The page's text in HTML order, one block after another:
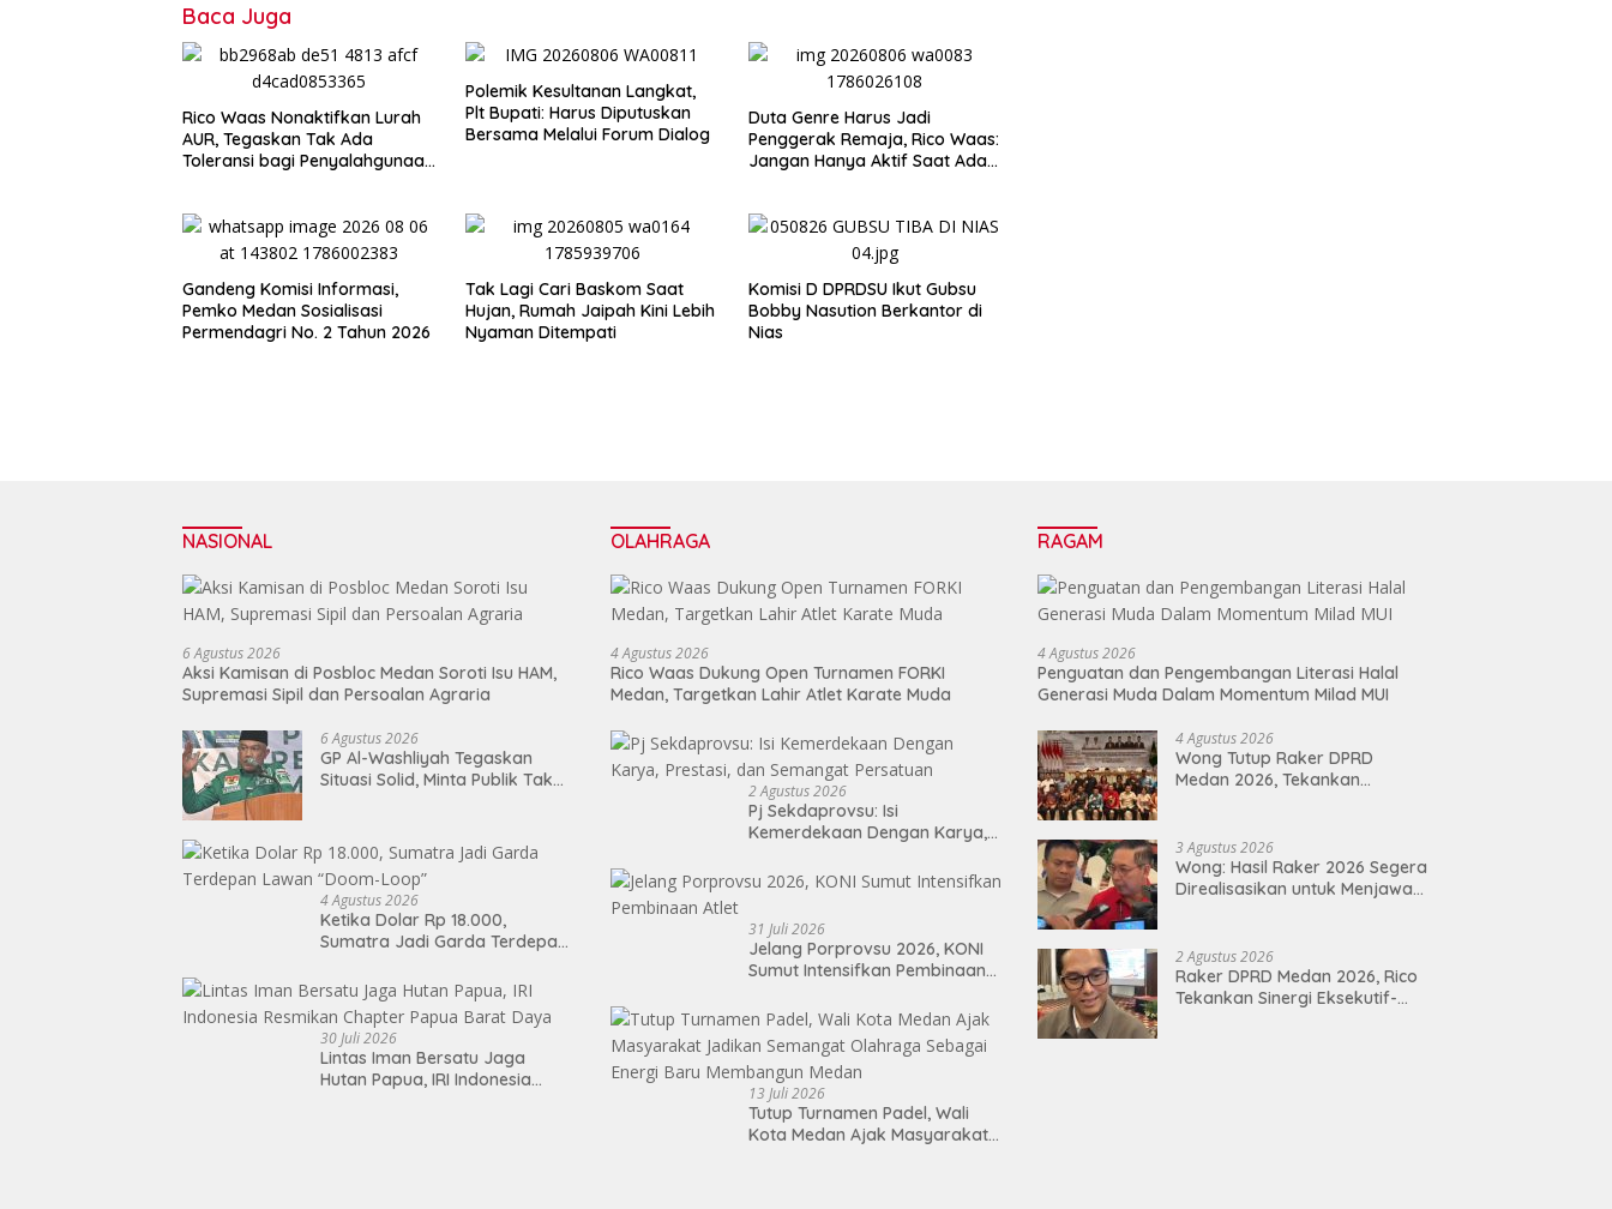
Baca Juga
Rico Waas Nonaktifkan Lurah
AUR, Tegaskan Tak Ada
Toleransi bagi Penyalahgunaan
Polemik Kesultanan Langkat,
Plt Bupati: Harus Diputuskan
Bersama Melalui Forum Dialog
Duta Genre Harus Jadi
Penggerak Remaja, Rico Waas:
Jangan Hanya Aktif Saat Ada
Gandeng Komisi Informasi,
Pemko Medan Sosialisasi
Permendagri No. 2 Tahun 2026
Tak Lagi Cari Baskom Saat
Hujan, Rumah Jaipah Kini Lebih
Nyaman Ditempati
Komisi D DPRDSU Ikut Gubsu
Bobby Nasution Berkantor di
Nias
NASIONAL
6 Agustus 2026
Aksi Kamisan di Posbloc Medan Soroti Isu HAM,
Supremasi Sipil dan Persoalan Agraria
6 Agustus 2026
GP Al-Washliyah Tegaskan
Situasi Solid, Minta Publik Tak
4 Agustus 2026
Ketika Dolar Rp 18.000,
Sumatra Jadi Garda Terdepan
30 Juli 2026
Lintas Iman Bersatu Jaga
Hutan Papua, IRI Indonesia
OLAHRAGA
4 Agustus 2026
Rico Waas Dukung Open Turnamen FORKI
Medan, Targetkan Lahir Atlet Karate Muda
2 Agustus 2026
Pj Sekdaprovsu: Isi
Kemerdekaan Dengan Karya,
Persatuan
31 Juli 2026
Jelang Porprovsu 2026, KONI
Sumut Intensifkan Pembinaan
13 Juli 2026
Tutup Turnamen Padel, Wali
Kota Medan Ajak Masyarakat
RAGAM
4 Agustus 2026
Penguatan dan Pengembangan Literasi Halal
Generasi Muda Dalam Momentum Milad MUI
4 Agustus 2026
Wong Tutup Raker DPRD
Medan 2026, Tekankan
Masyarakat
3 Agustus 2026
Wong: Hasil Raker 2026 Segera
Direalisasikan untuk Menjawab
2 Agustus 2026
Raker DPRD Medan 2026, Rico
Tekankan Sinergi Eksekutif-